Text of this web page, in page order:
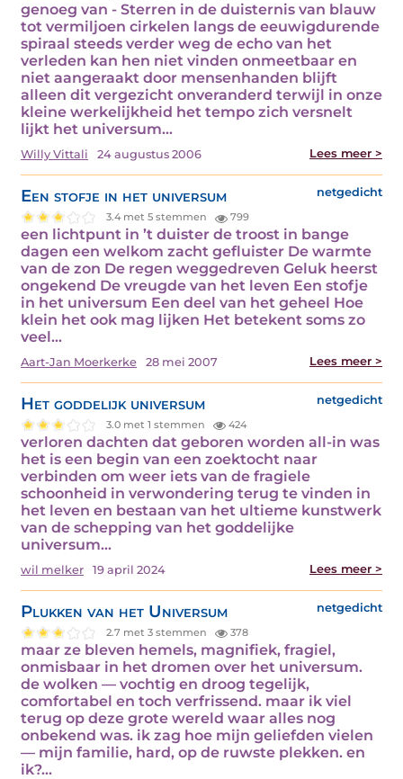
genoeg van - Sterren in de duisternis van blauw
tot vermiljoen cirkelen langs de eeuwigdurende
spiraal steeds verder weg de echo van het
verleden kan hen niet vinden onmeetbaar en
niet aangeraakt door mensenhanden blijft
alleen dit vergezicht onveranderd terwijl in onze
kleine werkelijkheid het tempo zich versnelt
lijkt het universum…
Willy Vittali 24 augustus 2006 Lees meer >
Een stofje in het universum netgedicht
3.4 met 5 stemmen 799
een lichtpunt in ’t duister de troost in bange
dagen een welkom zacht gefluister De warmte
van de zon De regen weggedreven Geluk heerst
ongekend De vreugde van het leven Een stofje
in het universum Een deel van het geheel Hoe
klein het ook mag lijken Het betekent soms zo
veel…
Aart-Jan Moerkerke 28 mei 2007 Lees meer >
Het goddelijk universum netgedicht
3.0 met 1 stemmen 424
verloren dachten dat geboren worden all-in was
het is een begin van een zoektocht naar
verbinden om weer iets van de fragiele
schoonheid in verwondering terug te vinden in
het leven en bestaan van het ultieme kunstwerk
van de schepping van het goddelijke
universum…
wil melker 19 april 2024 Lees meer >
Plukken van het Universum netgedicht
2.7 met 3 stemmen 378
maar ze bleven hemels, magnifiek, fragiel,
onmisbaar in het dromen over het universum.
de wolken — vochtig en droog tegelijk,
comfortabel en toch verfrissend. maar ik viel
terug op deze grote wereld waar alles nog
onbekend was. ik zag hoe mijn geliefden vielen
— mijn familie, hard, op de ruwste plekken. en
ik?…